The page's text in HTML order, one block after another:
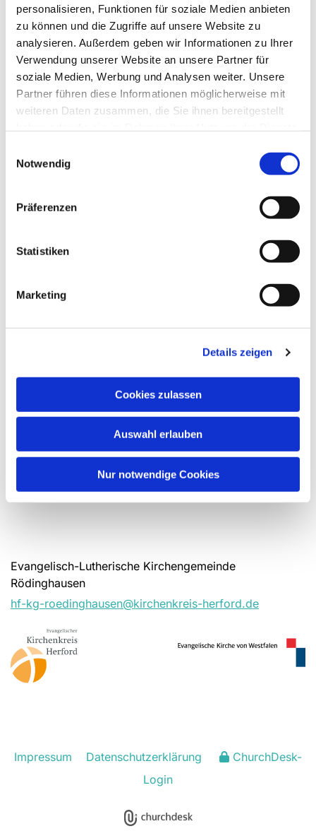
personalisieren, Funktionen für soziale Medien anbieten
zu können und die Zugriffe auf unsere Website zu
analysieren. Außerdem geben wir Informationen zu Ihrer
Verwendung unserer Website an unsere Partner für
soziale Medien, Werbung und Analysen weiter. Unsere
Partner führen diese Informationen möglicherweise mit
weiteren Daten zusammen, die Sie ihnen bereitgestellt
Notwendig
Präferenzen
Statistiken
Marketing
Details zeigen
Cookies zulassen
Auswahl erlauben
Nur notwendige Cookies
Dienstag, 25. November 2025, 16:00
- 17:00 Uhr
Gemeindehaus Schwenningdorf, Am
Gemeindehaus 33, 32289
Rödinghausen
Evangelisch-Lutherische Kirchengemeinde
Rödinghausen
hf-kg-roedinghausen@kirchenkreis-herford.de
Impressum Datenschutzerklärung
ChurchDesk-
Login